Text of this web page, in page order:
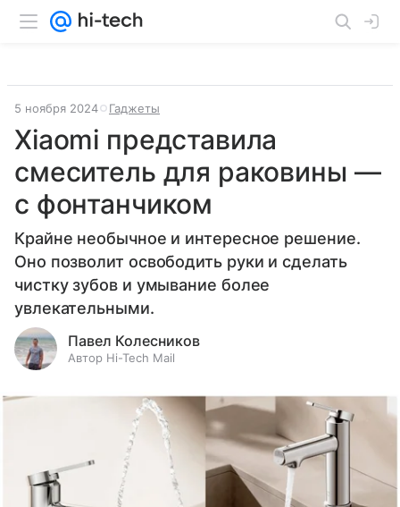
5 ноября 2024 Гаджеты
Xiaomi представила
смеситель для раковины —
с фонтанчиком
Крайне необычное и интересное решение.
Оно позволит освободить руки и сделать
чистку зубов и умывание более
увлекательными.
Павел Колесников
Автор Hi-Tech Mail